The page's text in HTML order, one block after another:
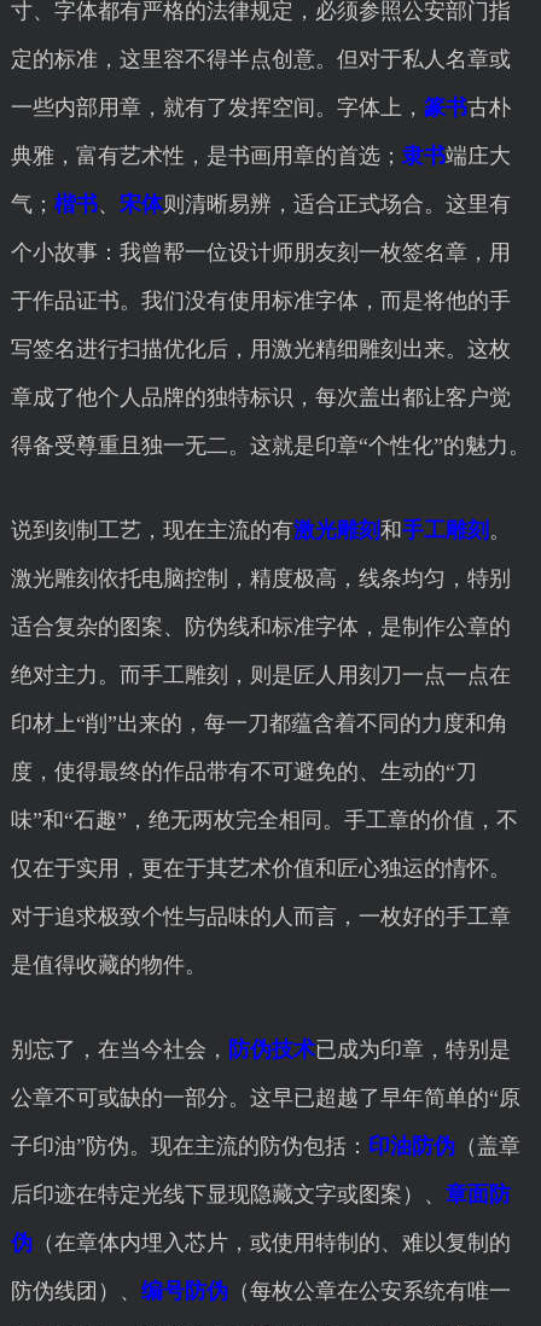
寸、字体都有严格的法律规定，必须参照公安部门指
定的标准，这里容不得半点创意。但对于私人名章或
一些内部用章，就有了发挥空间。字体上， 篆书古朴
典雅，富有艺术性，是书画用章的首选； 隶书端庄大
气； 楷书、 宋体则清晰易辨，适合正式场合。这里有
个小故事：我曾帮一位设计师朋友刻一枚签名章，用
于作品证书。我们没有使用标准字体，而是将他的手
写签名进行扫描优化后，用激光精细雕刻出来。这枚
章成了他个人品牌的独特标识，每次盖出都让客户觉
得备受尊重且独一无二。这就是印章“个性化”的魅力。
说到刻制工艺，现在主流的有激光雕刻和手工雕刻 。
激光雕刻依托电脑控制，精度极高，线条均匀，特别
适合复杂的图案、防伪线和标准字体，是制作公章的
绝对主力。而手工雕刻，则是匠人用刻刀一点一点在
印材上“削”出来的，每一刀都蕴含着不同的力度和角
度，使得最终的作品带有不可避免的、生动的“刀
味”和“石趣”，绝无两枚完全相同。手工章的价值，不
仅在于实用，更在于其艺术价值和匠心独运的情怀。
对于追求极致个性与品味的人而言，一枚好的手工章
是值得收藏的物件。
别忘了，在当今社会， 防伪技术已成为印章，特别是
公章不可或缺的一部分。这早已超越了早年简单的“原
子印油”防伪。现在主流的防伪包括： 印油防伪（盖章
后印迹在特定光线下显现隐藏文字或图案）、 章面防
伪（在章体内埋入芯片，或使用特制的、难以复制的
防伪线团）、 编号防伪（每枚公章在公安系统有唯一